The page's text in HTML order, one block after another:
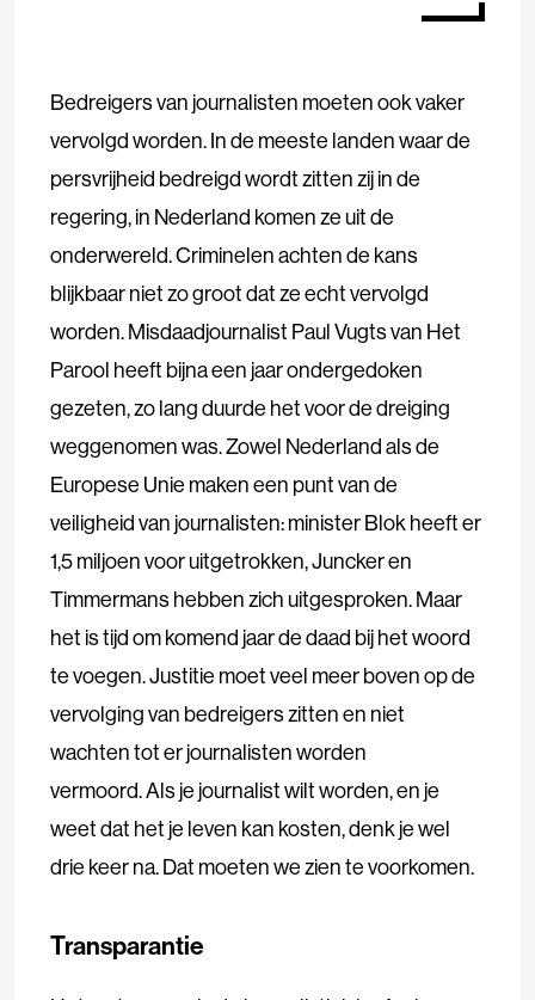
Bedreigers van journalisten moeten ook vaker
vervolgd worden. In de meeste landen waar de
persvrijheid bedreigd wordt zitten zij in de
regering, in Nederland komen ze uit de
onderwereld. Criminelen achten de kans
blijkbaar niet zo groot dat ze echt vervolgd
worden. Misdaadjournalist Paul Vugts van Het
Parool heeft bijna een jaar ondergedoken
gezeten, zo lang duurde het voor de dreiging
weggenomen was. Zowel Nederland als de
Europese Unie maken een punt van de
veiligheid van journalisten: minister Blok heeft er
1,5 miljoen voor uitgetrokken, Juncker en
Timmermans hebben zich uitgesproken. Maar
het is tijd om komend jaar de daad bij het woord
te voegen. Justitie moet veel meer boven op de
vervolging van bedreigers zitten en niet
wachten tot er journalisten worden
vermoord. Als je journalist wilt worden, en je
weet dat het je leven kan kosten, denk je wel
drie keer na. Dat moeten we zien te voorkomen.
Transparantie